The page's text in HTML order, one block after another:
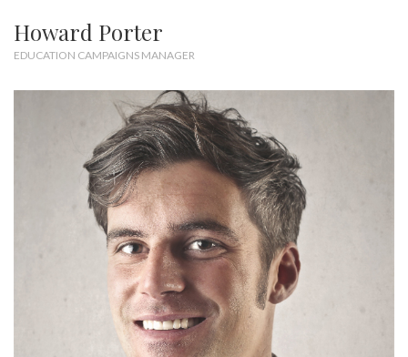
Howard Porter
EDUCATION CAMPAIGNS MANAGER